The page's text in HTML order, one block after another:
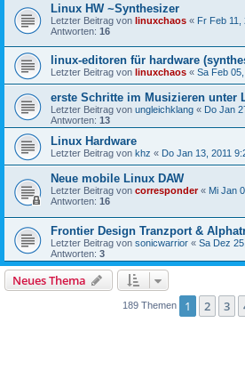
Linux HW ~Synthesizer
Letzter Beitrag von linuxchaos « Fr Feb 11,
Antworten: 16
linux-editoren für hardware
Letzter Beitrag von linuxchaos « Sa Feb
erste Schritte im Musizieren unter
Letzter Beitrag von ungleichklang « Do Jan
Antworten: 13
Linux Hardware
Letzter Beitrag von khz « Do Jan 13, 2011
Neue mobile Linux DAW
Letzter Beitrag von corresponder« Mi Jan
Antworten: 16
Frontier Design Tranzport &
Letzter Beitrag von sonicwarrior « Sa Dez
Antworten: 3
Neues Thema
189 Themen 1 2 3